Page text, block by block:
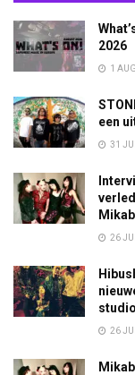
2026
1
een
31
26
26